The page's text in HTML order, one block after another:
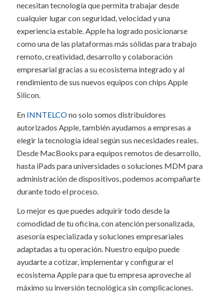
necesitan tecnología que permita trabajar desde
cualquier lugar con seguridad, velocidad y una
experiencia estable. Apple ha logrado posicionarse
como una de las plataformas más sólidas para trabajo
remoto, creatividad, desarrollo y colaboración
empresarial gracias a su ecosistema integrado y al
rendimiento de sus nuevos equipos con chips Apple
Silicon.
EnINNTELCOno solo somos distribuidores
autorizados Apple, también ayudamos a empresas a
elegir la tecnología ideal según sus necesidades reales.
Desde MacBooks para equipos remotos de desarrollo,
hasta iPads para universidades o soluciones MDM para
administración de dispositivos, podemos acompañarte
durante todo el proceso.
Lo mejor es que puedes adquirir todo desde la
comodidad de tu oficina, con atención personalizada,
asesoría especializada y soluciones empresariales
adaptadas a tu operación. Nuestro equipo puede
ayudarte a cotizar, implementar y configurar el
ecosistema Apple para que tu empresa aproveche al
máximo su inversión tecnológica sin complicaciones.